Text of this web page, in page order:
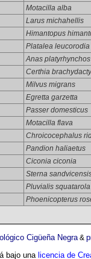
Motacilla alba
Larus michahellis
Himantopus
Platalea leucorodia
Anas platyrhynchos
Certhia
Milvus migrans
Egretta garzetta
Passer domesticus
Motacilla flava
Chroicocephalus
Pandion haliaetus
Ciconia ciconia
Sterna
Pluvialis squatarola
Phoenicopterus
Cigüeña Negra&
bajo una licencia de